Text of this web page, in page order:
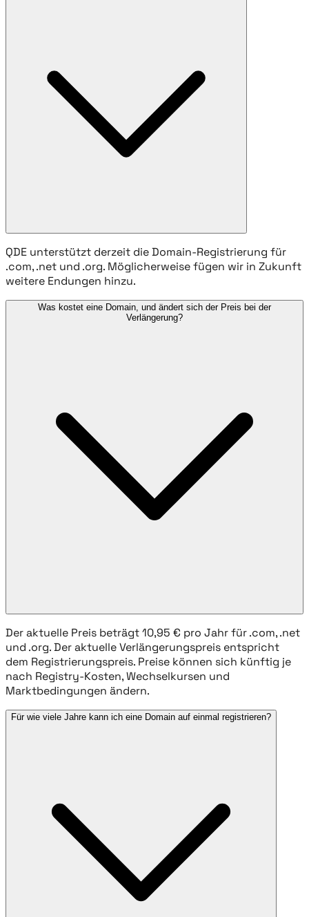
QDE unterstützt derzeit die Domain-Registrierung für
.com, .net und .org. Möglicherweise fügen wir in Zukunft
weitere Endungen hinzu.
Was kostet eine Domain, und ändert sich der Preis bei der
Verlängerung?
Der aktuelle Preis beträgt 10,95 € pro Jahr für .com, .net
und .org. Der aktuelle Verlängerungspreis entspricht
dem Registrierungspreis. Preise können sich künftig je
nach Registry-Kosten, Wechselkursen und
Marktbedingungen ändern.
Für wie viele Jahre kann ich eine Domain auf einmal registrieren?